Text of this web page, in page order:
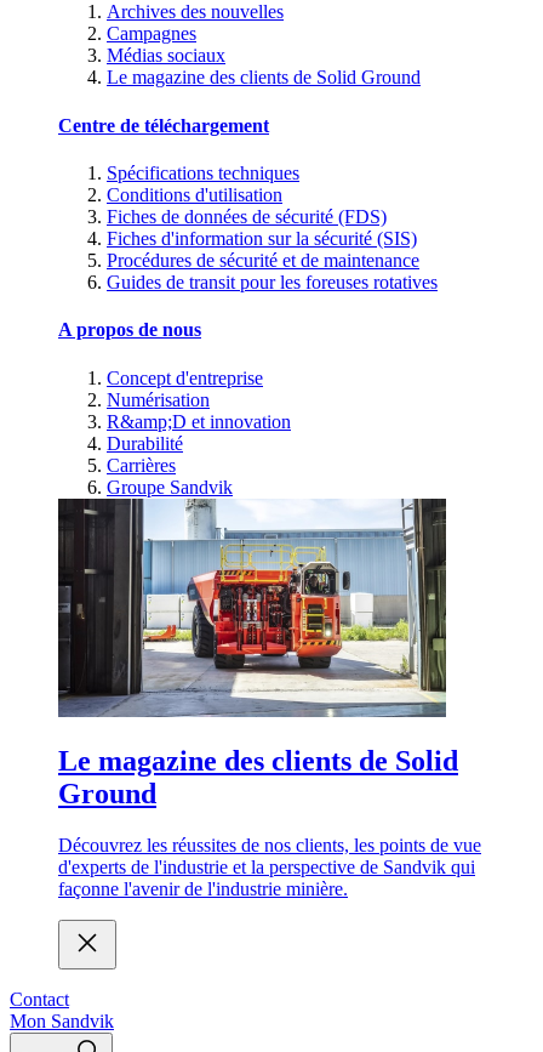
Archives des nouvelles
Campagnes
Médias sociaux
Le magazine des clients de Solid Ground
Centre de téléchargement
Spécifications techniques
Conditions d'utilisation
Fiches de données de sécurité (FDS)
Fiches d'information sur la sécurité (SIS)
Procédures de sécurité et de maintenance
Guides de transit pour les foreuses rotatives
A propos de nous
Concept d'entreprise
Numérisation
R&amp;D et innovation
Durabilité
Carrières
Groupe Sandvik
Le magazine des clients de Solid
Ground
Découvrez les réussites de nos clients, les points de vue
d'experts de l'industrie et la perspective de Sandvik qui
façonne l'avenir de l'industrie minière.
Contact
Mon Sandvik